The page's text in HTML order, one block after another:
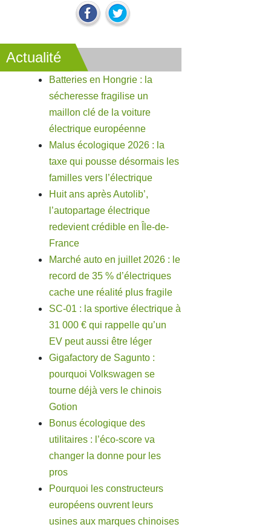
Actualité
Batteries en Hongrie : la
sécheresse fragilise un
maillon clé de la voiture
électrique européenne
Malus écologique 2026 : la
taxe qui pousse désormais les
familles vers l’électrique
Huit ans après Autolib’,
l’autopartage électrique
redevient crédible en Île-de-
France
Marché auto en juillet 2026 : le
record de 35 % d’électriques
cache une réalité plus fragile
SC-01 : la sportive électrique à
31 000 € qui rappelle qu’un
EV peut aussi être léger
Gigafactory de Sagunto :
pourquoi Volkswagen se
tourne déjà vers le chinois
Gotion
Bonus écologique des
utilitaires : l’éco-score va
changer la donne pour les
pros
Pourquoi les constructeurs
européens ouvrent leurs
usines aux marques chinoises